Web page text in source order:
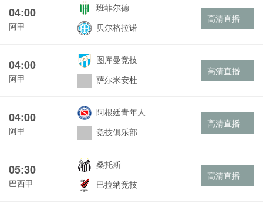
04:00
阿甲
班菲尔德
贝尔格拉诺
高清直播
04:00
阿甲
图库曼竞技
萨尔米安杜
高清直播
04:00
阿甲
阿根廷青年人
竞技俱乐部
高清直播
05:30
巴西甲
桑托斯
巴拉纳竞技
高清直播